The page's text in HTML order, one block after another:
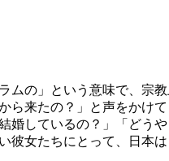
の」という意味で、宗
来たの？」と声をかけ
しているの？」「どう
女たちにとって、日本